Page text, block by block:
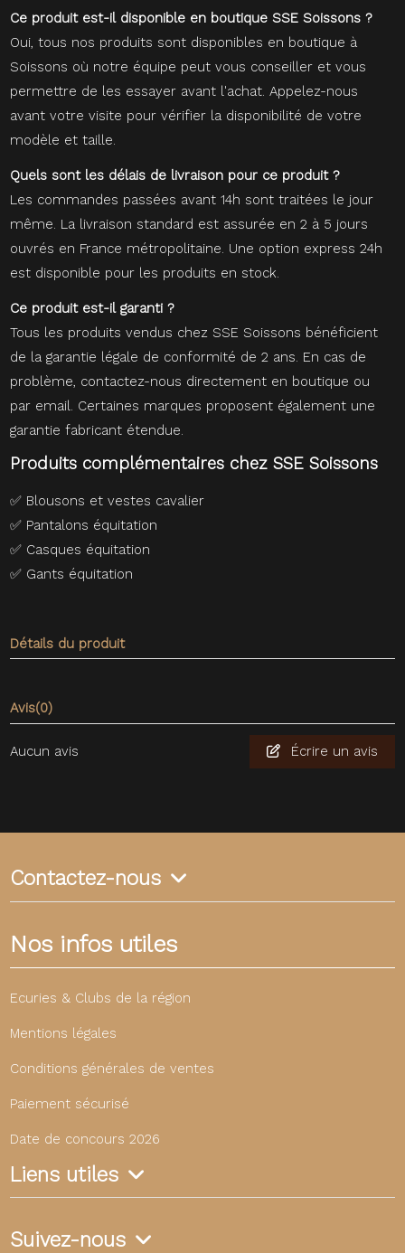
Ce produit est-il disponible en boutique SSE Soissons ?
Oui, tous nos produits sont disponibles en boutique à
Soissons où notre équipe peut vous conseiller et vous
permettre de les essayer avant l'achat. Appelez-nous
avant votre visite pour vérifier la disponibilité de votre
modèle et taille.
Quels sont les délais de livraison pour ce produit ?
Les commandes passées avant 14h sont traitées le jour
même. La livraison standard est assurée en 2 à 5 jours
ouvrés en France métropolitaine. Une option express 24h
est disponible pour les produits en stock.
Ce produit est-il garanti ?
Tous les produits vendus chez SSE Soissons bénéficient
de la garantie légale de conformité de 2 ans. En cas de
problème, contactez-nous directement en boutique ou
par email. Certaines marques proposent également une
garantie fabricant étendue.
Produits complémentaires chez SSE Soissons
✅ Blousons et vestes cavalier
✅ Pantalons équitation
✅ Casques équitation
✅ Gants équitation
Détails du produit
Avis(0)
Aucun avis Écrire un avis
Contactez-nous
Nos infos utiles
Ecuries & Clubs de la région
Mentions légales
Conditions générales de ventes
Paiement sécurisé
Date de concours 2026
Liens utiles
Suivez-nous